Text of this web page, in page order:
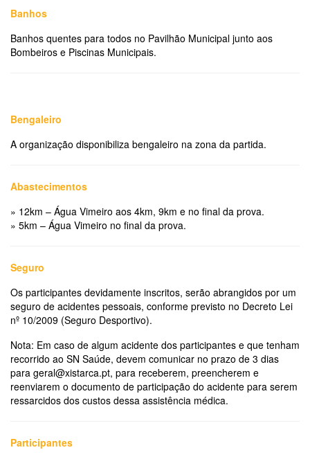
Banhos
Banhos quentes para todos no Pavilhão Municipal junto aos
Bombeiros e Piscinas Municipais.
Bengaleiro
A organização disponibiliza bengaleiro na zona da partida.
Abastecimentos
» 12km – Água Vimeiro aos 4km, 9km e no final da prova.
» 5km – Água Vimeiro no final da prova.
Seguro
Os participantes devidamente inscritos, serão abrangidos por um
seguro de acidentes pessoais, conforme previsto no Decreto Lei
nº 10/2009 (Seguro Desportivo).
Nota: Em caso de algum acidente dos participantes e que tenham
recorrido ao SN Saúde, devem comunicar no prazo de 3 dias
para geral@xistarca.pt, para receberem, preencherem e
reenviarem o documento de participação do acidente para serem
ressarcidos dos custos dessa assistência médica.
Participantes